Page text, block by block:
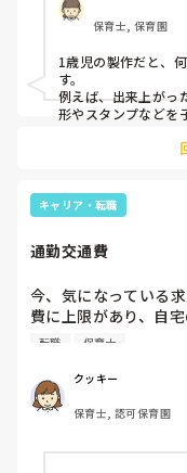
保育士, 保育園
1歳児の製作だと、
す。
例えば、出来上がっ
形やスタンプなどを
雨遊び、氷遊び、な
す！いつもと違うお
キャリア・転職
通勤交通費
今、気になっている
費に上限があり、自
期代が5,000円ほどオ
私としてはなかなか
っているのですが、
転職 保育士
クッキー
保育士, 認可保育園